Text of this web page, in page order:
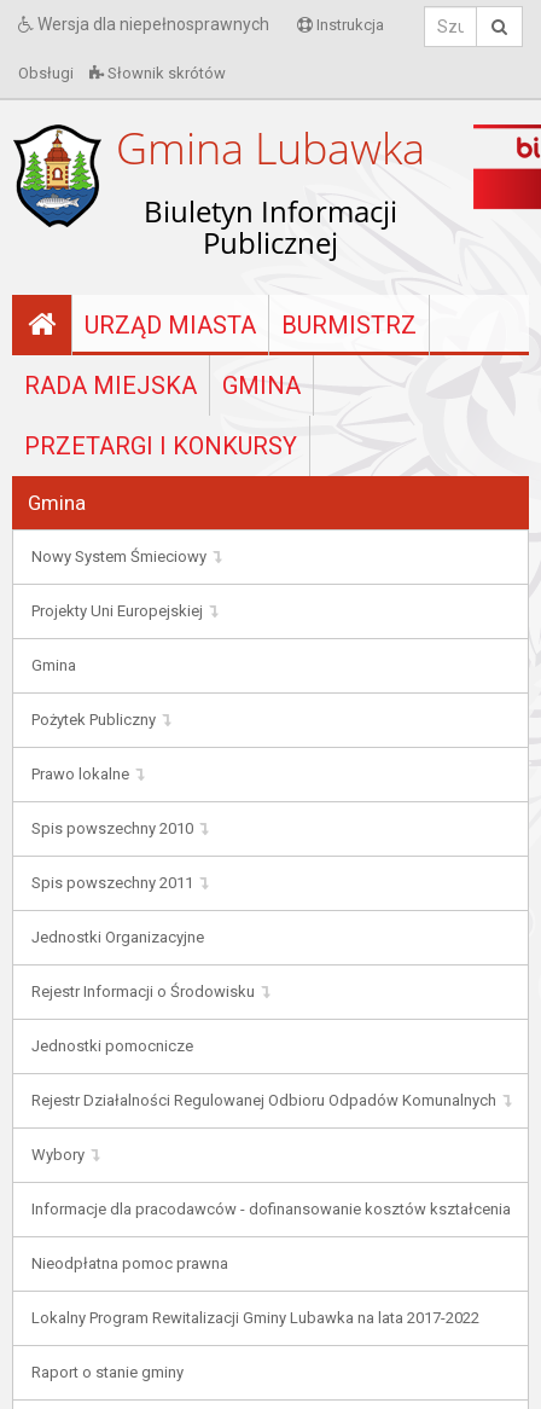
Wersja dla niepełnosprawnych Instrukcja
Obsługi Słownik skrótów
Gmina Lubawka
Biuletyn Informacji
Publicznej
URZĄD MIASTA BURMISTRZ
RADA MIEJSKA GMINA
PRZETARGI I KONKURSY
Gmina
Nowy System Śmieciowy
Projekty Uni Europejskiej
Gmina
Pożytek Publiczny
Prawo lokalne
Spis powszechny 2010
Spis powszechny 2011
Jednostki Organizacyjne
Rejestr Informacji o Środowisku
Jednostki pomocnicze
Rejestr Działalności Regulowanej Odbioru Odpadów Komunalnych
Wybory
Informacje dla pracodawców - dofinansowanie kosztów kształcenia
Nieodpłatna pomoc prawna
Lokalny Program Rewitalizacji Gminy Lubawka na lata 2017-2022
Raport o stanie gminy